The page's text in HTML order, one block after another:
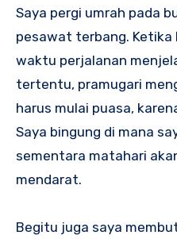
Saya pergi umrah pada
pesawat terbang. Ketika
waktu perjalanan
tertentu, pramugari
harus mulai puasa,
Saya bingung di mana
sementara matahari
mendarat.
Begitu juga saya